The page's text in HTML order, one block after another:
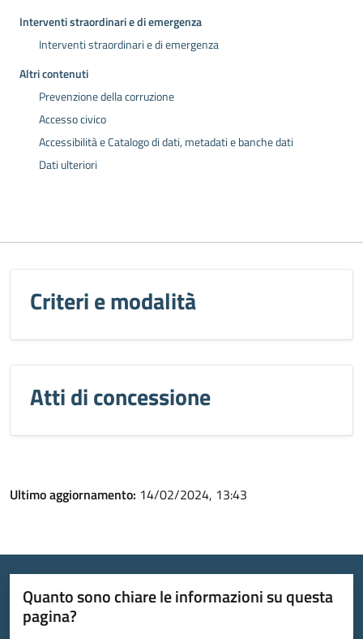
Interventi straordinari e di emergenza
Interventi straordinari e di emergenza
Altri contenuti
Prevenzione della corruzione
Accesso civico
Accessibilità e Catalogo di dati, metadati e banche dati
Dati ulteriori
Criteri e modalità
Atti di concessione
Ultimo aggiornamento: 14/02/2024, 13:43
Quanto sono chiare le informazioni su questa
pagina?